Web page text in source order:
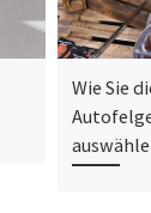
Wie Sie